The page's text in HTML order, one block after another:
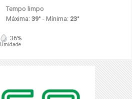
Tempo limpo
Máxima: 39° - Mínima: 23°
36%
Umidade